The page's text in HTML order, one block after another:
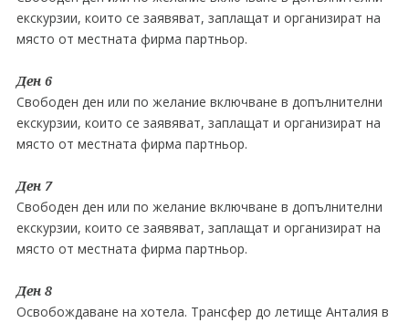
екскурзии, които се заявяват, заплащат и организират на
място от местната фирма партньор.
Ден 6
Свободен ден или по желание включване в допълнителни
екскурзии, които се заявяват, заплащат и организират на
място от местната фирма партньор.
Ден 7
Свободен ден или по желание включване в допълнителни
екскурзии, които се заявяват, заплащат и организират на
място от местната фирма партньор.
Ден 8
Освобождаване на хотела. Трансфер до летище Анталия в